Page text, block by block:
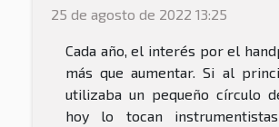
25 de agosto de 2022 13:25
Cada año, el interés por el
más que aumentar. Si al
utilizaba un pequeño círculo
hoy lo tocan